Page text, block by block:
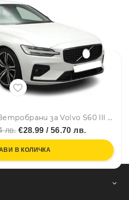
Комплект от 4бр. ветробрани за Volvo S60 III 2018 г. +
лв.€28.99 / 56.70 лв.
В КОЛИЧКА